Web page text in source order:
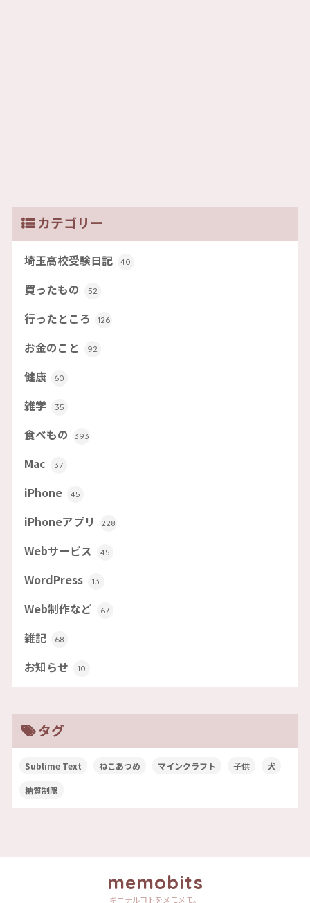
カテゴリー
埼玉高校受験日記 40
買ったもの 52
行ったところ 126
お金のこと 92
健康 60
雑学 35
食べもの 393
Mac 37
iPhone 45
iPhoneアプリ 228
Webサービス 45
WordPress 13
Web制作など 67
雑記 68
お知らせ 10
タグ
Sublime Text ねこあつめ マインクラフト 子供 犬
糖質制限
memobits
キニナルコトをメモメモ。